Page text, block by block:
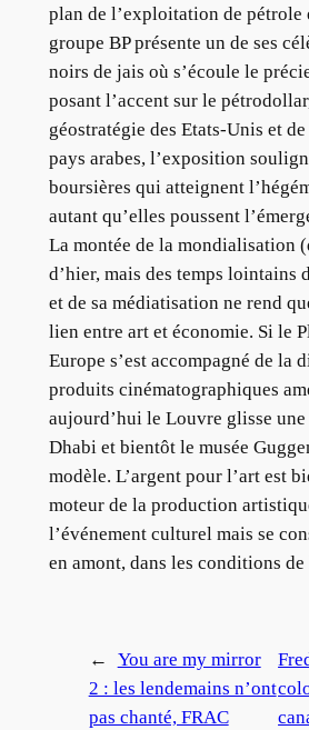
plan de l’exploitation de pétrole
groupe BP présente un de ses
noirs de jais où s’écoule le
posant l’accent sur le
géostratégie des Etats-Unis et
pays arabes, l’exposition
boursières qui atteignent
autant qu’elles poussent
La montée de la mondialisation
d’hier, mais des temps lointains
et de sa médiatisation ne rend
lien entre art et économie. Si le
Europe s’est accompagné de la
produits cinématographiques
aujourd’hui le Louvre glisse une
Dhabi et bientôt le musée
modèle. L’argent pour l’art est
moteur de la production
l’événement culturel mais se
en amont, dans les conditions
←
You are my mirror
2 : les lendemains n’ont
pas chanté, FRAC